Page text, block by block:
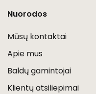
Nuorodos
Mūsų kontaktai
Apie mus
Baldų gamintojai
Klientų atsiliepimai